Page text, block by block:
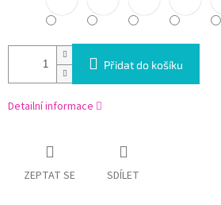
Přidat do košíku
Detailní informace
ZEPTAT SE SDÍLET